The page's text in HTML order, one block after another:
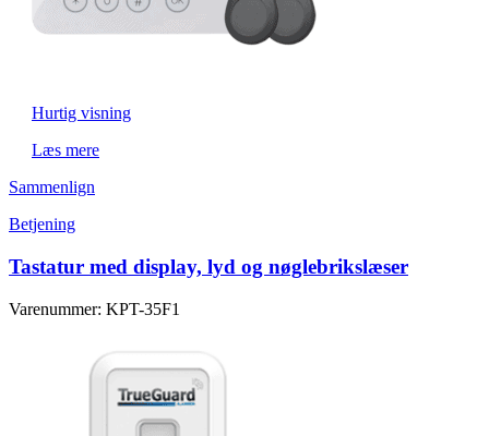
Hurtig visning
Læs mere
Sammenlign
Betjening
Tastatur med display, lyd og nøglebrikslæser
Varenummer: KPT-35F1